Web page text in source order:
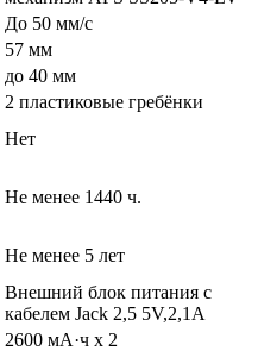
До 50 мм/с
57 мм
до 40 мм
2 пластиковые гребёнки
Нет
Не менее 1440 ч.
Не менее 5 лет
Внешний блок питания с
кабелем Jack 2,5 5V,2,1A
2600 мА·ч х 2